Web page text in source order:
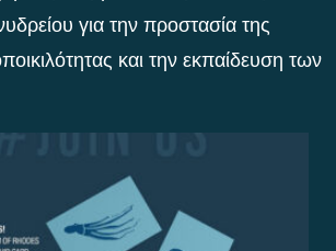
για την προστασία της
και την εκπαίδευση των